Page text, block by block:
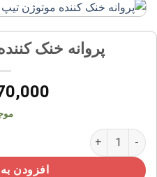
پروانه خنک
پروانه خنک کننده موتوژن تیپ ۶۳ عدد
افزودن